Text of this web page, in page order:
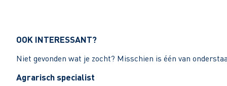
OOK INTERESSANT?
Niet gevonden wat je zocht? Misschien is één van
Agrarisch specialist